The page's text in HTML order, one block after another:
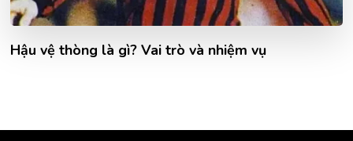
Hậu vệ thòng là gì? Vai trò và nhiệm vụ